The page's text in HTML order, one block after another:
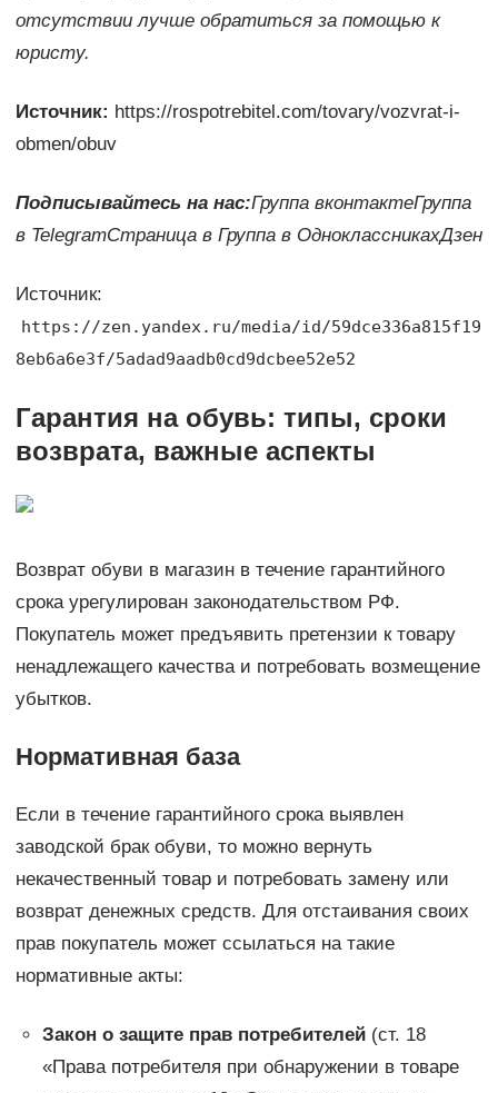
отсутствии лучше обратиться за помощью к
юристу.
Источник: https://rospotrebitel.com/tovary/vozvrat-i-
obmen/obuv
Подписывайтесь на нас:Группа вконтактеГруппа
в TelegramСтраница в Группа в ОдноклассникахДзен
Источник:
https://zen.yandex.ru/media/id/59dce336a815f19
8eb6a6e3f/5adad9aadb0cd9dcbee52e52
Гарантия на обувь: типы, сроки
возврата, важные аспекты
Возврат обуви в магазин в течение гарантийного
срока урегулирован законодательством РФ.
Покупатель может предъявить претензии к товару
ненадлежащего качества и потребовать возмещение
убытков.
Нормативная база
Если в течение гарантийного срока выявлен
заводской брак обуви, то можно вернуть
некачественный товар и потребовать замену или
возврат денежных средств. Для отстаивания своих
прав покупатель может ссылаться на такие
нормативные акты:
Закон о защите прав потребителей(ст. 18
«Права потребителя при обнаружении в товаре